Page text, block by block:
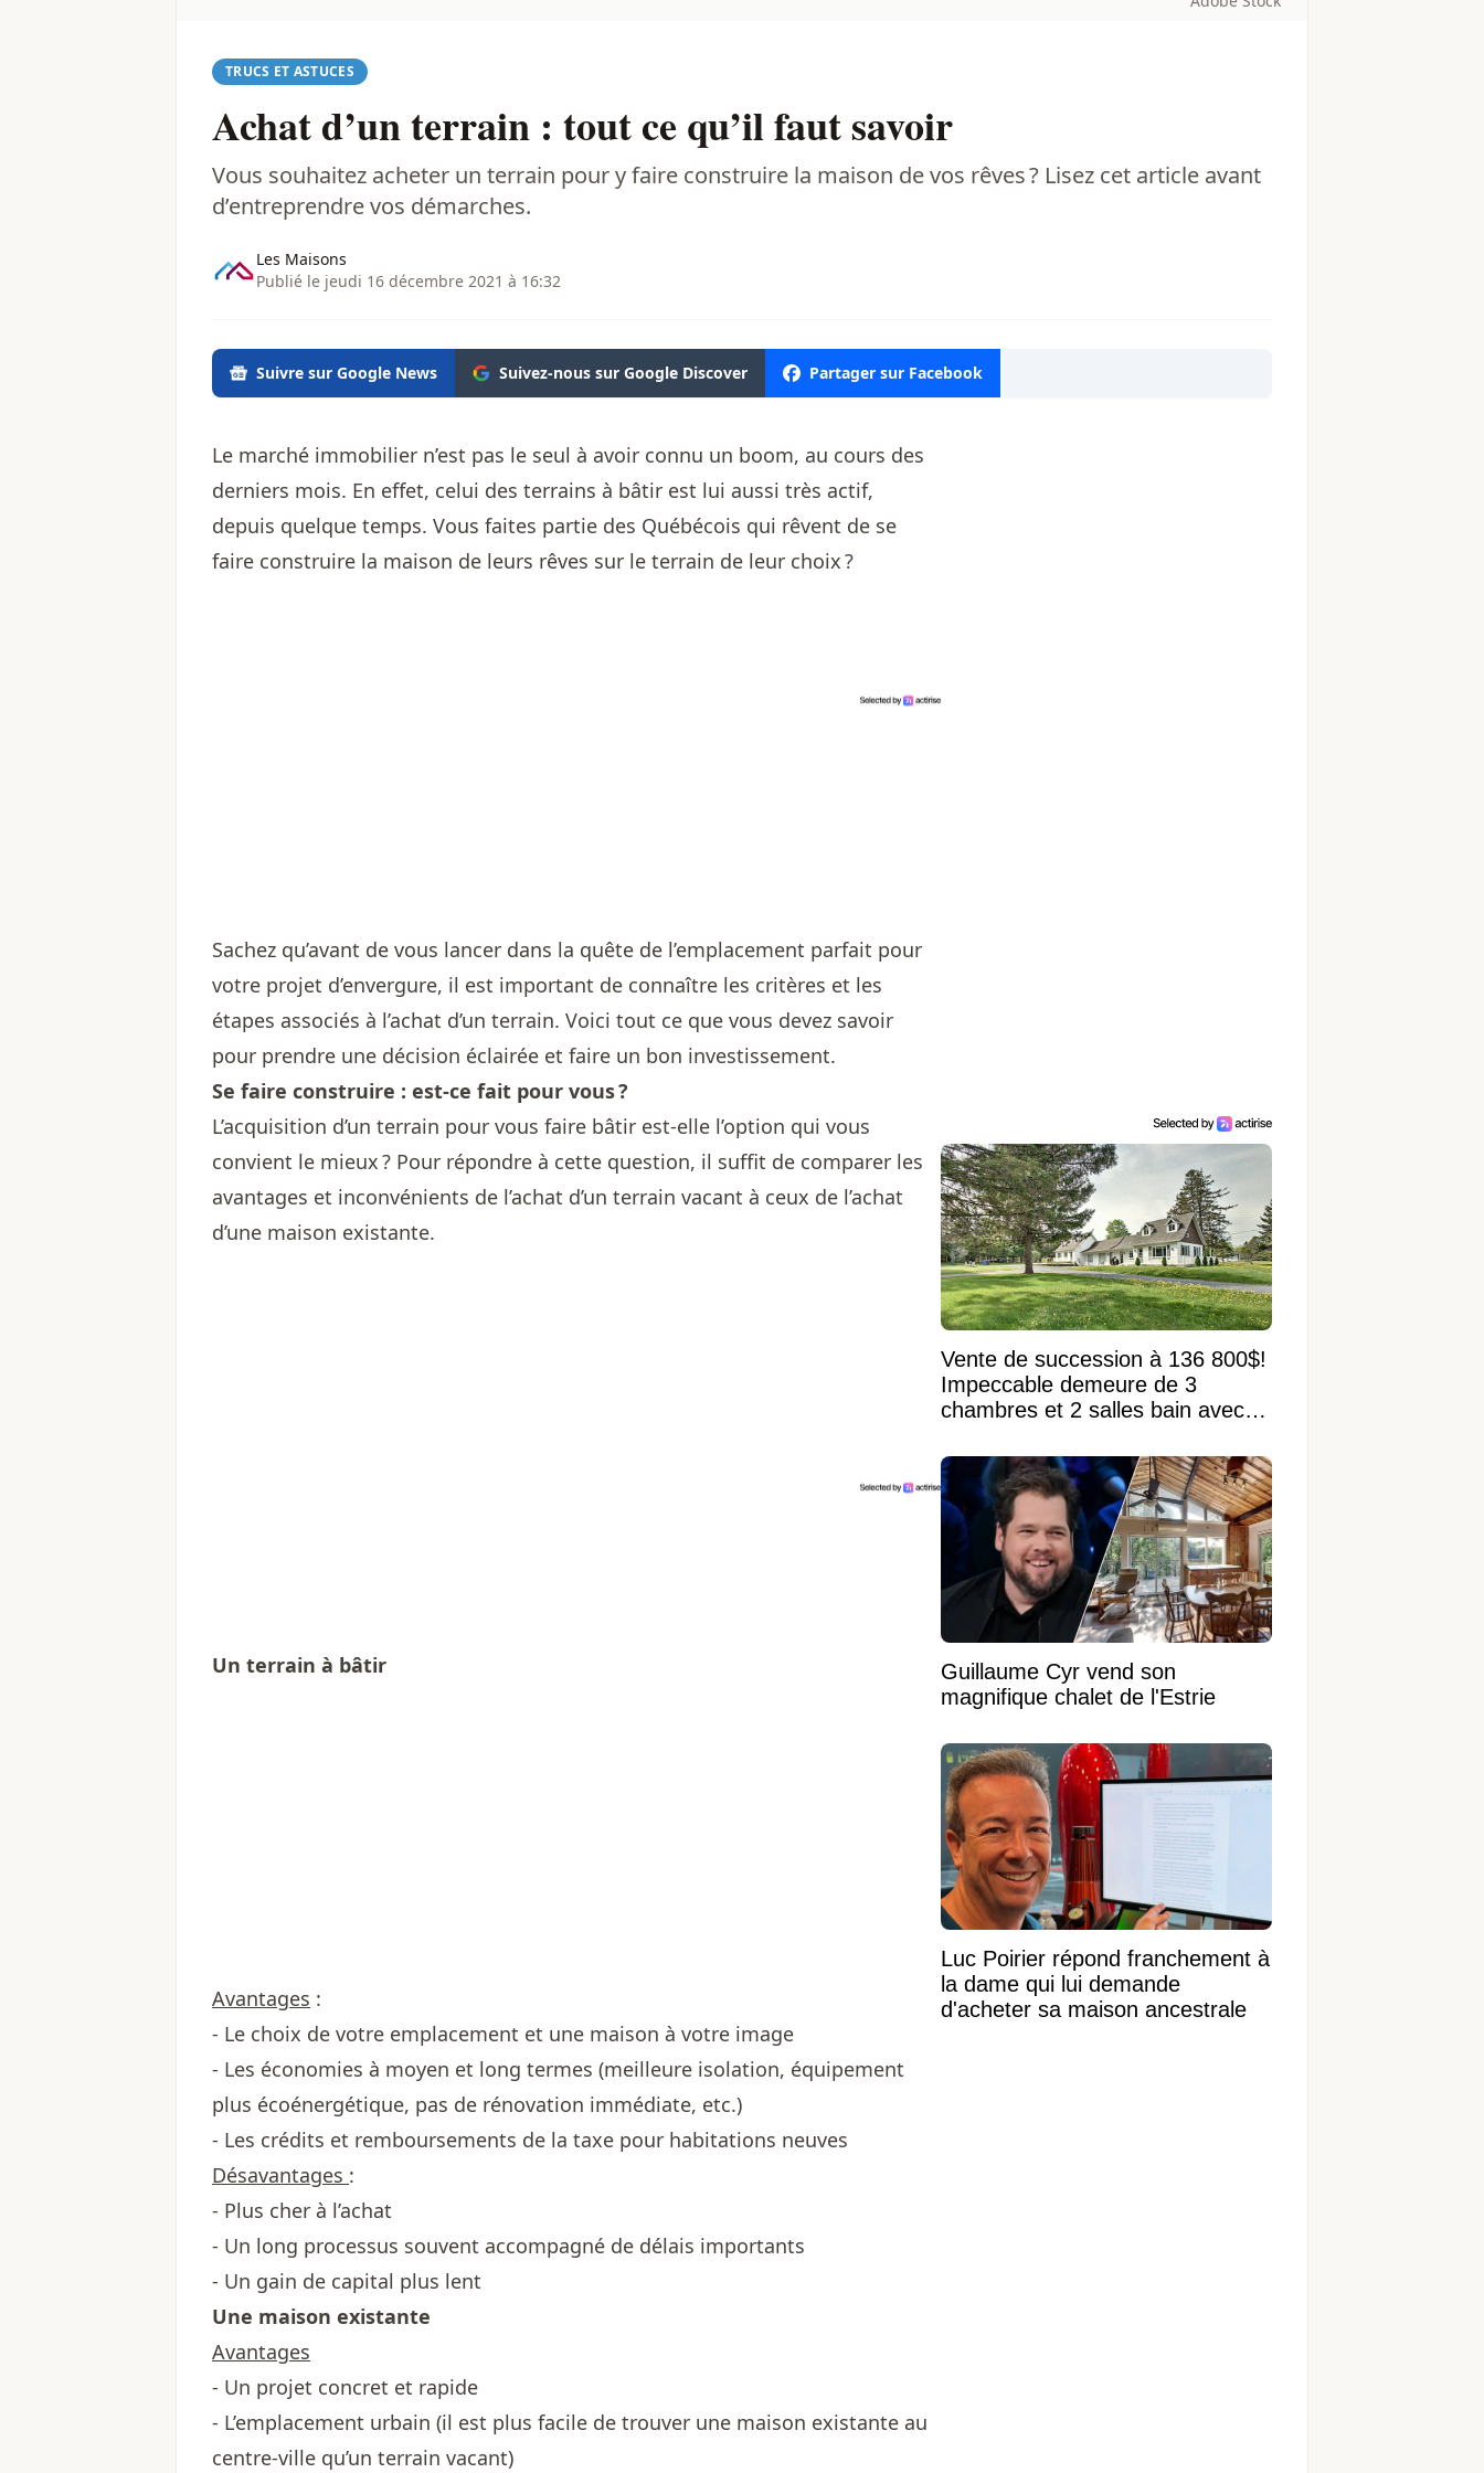
TRUCS ET ASTUCES
Achat d’un terrain : tout ce qu’il faut savoir
Vous souhaitez acheter un terrain pour y faire construire la maison de vos rêves ? Lisez cet article avant
d’entreprendre vos démarches.
Les Maisons
Publié le jeudi 16 décembre 2021 à 16:32
Suivre sur Google News Suivez-nous sur Google Discover Partager sur Facebook
Le marché immobilier n’est pas le seul à avoir connu un boom, au cours des
derniers mois. En effet, celui des terrains à bâtir est lui aussi très actif,
depuis quelque temps. Vous faites partie des Québécois qui rêvent de se
faire construire la maison de leurs rêves sur le terrain de leur choix ?
Sachez qu’avant de vous lancer dans la quête de l’emplacement parfait pour
votre projet d’envergure, il est important de connaître les critères et les
étapes associés à l’achat d’un terrain. Voici tout ce que vous devez savoir
pour prendre une décision éclairée et faire un bon investissement.
Se faire construire : est-ce fait pour vous ?
L’acquisition d’un terrain pour vous faire bâtir est-elle l’option qui vous
convient le mieux ? Pour répondre à cette question, il suffit de comparer les
avantages et inconvénients de l’achat d’un terrain vacant à ceux de l’achat
d’une maison existante.
Un terrain à bâtir
Avantages :
- Le choix de votre emplacement et une maison à votre image
- Les économies à moyen et long termes (meilleure isolation, équipement
plus écoénergétique, pas de rénovation immédiate, etc.)
- Les crédits et remboursements de la taxe pour habitations neuves
Désavantages :
- Plus cher à l’achat
- Un long processus souvent accompagné de délais importants
- Un gain de capital plus lent
Une maison existante
Avantages
- Un projet concret et rapide
- L’emplacement urbain (il est plus facile de trouver une maison existante au
centre-ville qu’un terrain vacant)
Vente de succession à 136 800$!
Impeccable demeure de 3
chambres et 2 salles bain avec
Guillaume Cyr vend son
magnifique chalet de l'Estrie
Luc Poirier répond franchement à
la dame qui lui demande
d'acheter sa maison ancestrale